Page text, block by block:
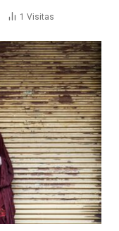
1 Visitas